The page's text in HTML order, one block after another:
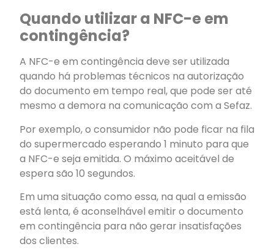
Quando utilizar a NFC-e em
contingência?
A NFC-e em contingência deve ser utilizada
quando há problemas técnicos na autorização
do documento em tempo real, que pode ser até
mesmo a demora na comunicação com a Sefaz.
Por exemplo, o consumidor não pode ficar na fila
do supermercado esperando 1 minuto para que
a NFC-e seja emitida. O máximo aceitável de
espera são 10 segundos.
Em uma situação como essa, na qual a emissão
está lenta, é aconselhável emitir o documento
em contingência para não gerar insatisfações
dos clientes.